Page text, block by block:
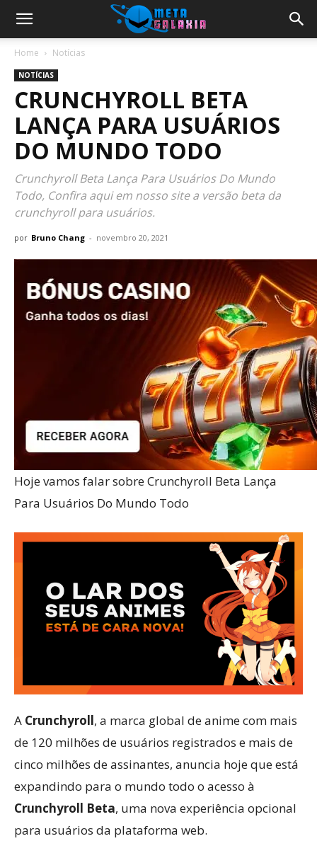
Home Notícias
NOTÍCIAS
CRUNCHYROLL BETA
LANÇA PARA USUÁRIOS
DO MUNDO TODO
Crunchyroll Beta Lança Para Usuários Do Mundo
Todo, Confira aqui em nosso site a versão beta da
crunchyroll para usuários.
por Bruno Chang - novembro 20, 2021
Hoje vamos falar sobre Crunchyroll Beta Lança
Para Usuários Do Mundo Todo
A Crunchyroll, a marca global de anime com mais
de 120 milhões de usuários registrados e mais de
cinco milhões de assinantes, anuncia hoje que está
expandindo para o mundo todo o acesso à
Crunchyroll Beta, uma nova experiência opcional
para usuários da plataforma web.